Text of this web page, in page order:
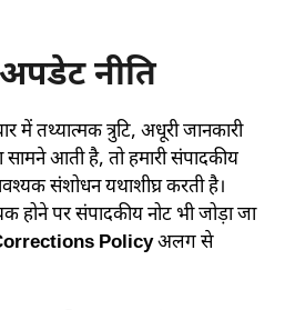
नीति
में तथ्यात्मक त्रुटि, अधूरी जानकारी
आती है, तो हमारी संपादकीय
संशोधन यथाशीघ्र करती है।
होने पर संपादकीय नोट भी जोड़ा जा
Policyअलग से